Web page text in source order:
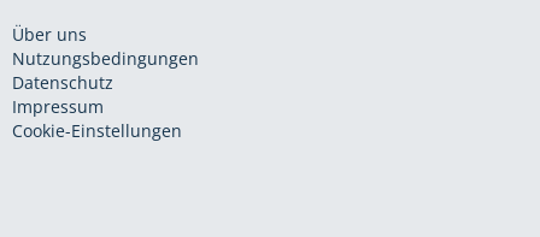
Über uns
Nutzungsbedingungen
Datenschutz
Impressum
Cookie-Einstellungen